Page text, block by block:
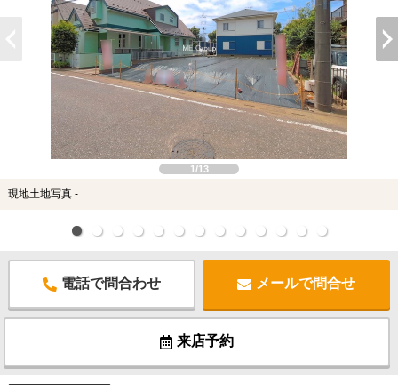
1/13
現地土地写真 -
電話で問合わせ メールで問合せ
来店予約